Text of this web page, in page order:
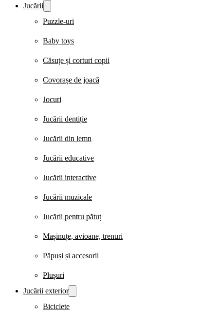
Jucării
Puzzle-uri
Baby toys
Căsuțe și corturi copii
Covorașe de joacă
Jocuri
Jucării dentiție
Jucării din lemn
Jucării educative
Jucării interactive
Jucării muzicale
Jucării pentru pătuț
Mașinuțe, avioane, trenuri
Păpuși și accesorii
Plușuri
Jucării exterior
Biciclete